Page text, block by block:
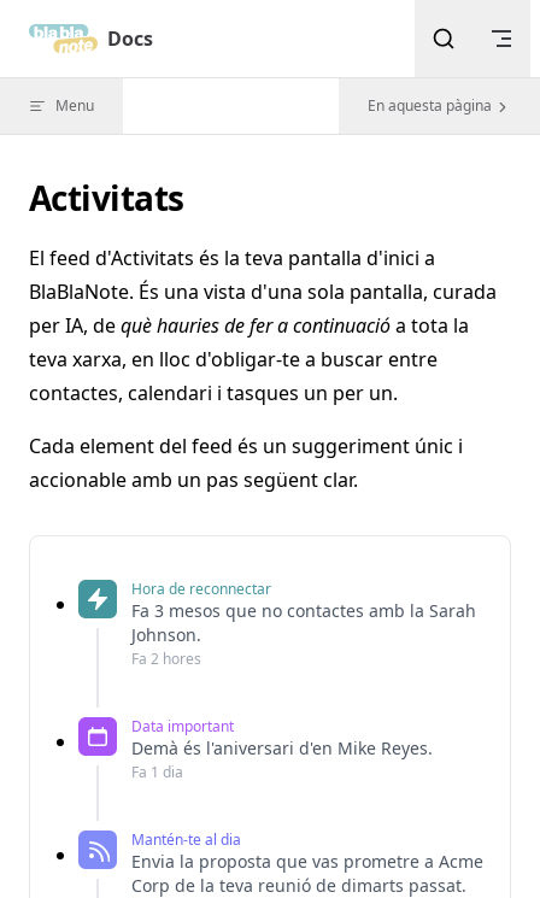
Skip to contentDocs
Menu En aquesta pàgina
Activitats
El feed d'Activitats és la teva pantalla d'inici a
BlaBlaNote. És una vista d'una sola pantalla, curada
per IA, dequè hauries de fer a continuacióa tota la
teva xarxa, en lloc d'obligar-te a buscar entre
contactes, calendari i tasques un per un.
Cada element del feed és un suggeriment únic i
accionable amb un pas següent clar.
Hora de reconnectar
Fa 3 mesos que no contactes amb la Sarah
Johnson.
Fa 2 hores
Data important
Demà és l'aniversari d'en Mike Reyes.
Fa 1 dia
Mantén-te al dia
Envia la proposta que vas prometre a Acme
Corp de la teva reunió de dimarts passat.